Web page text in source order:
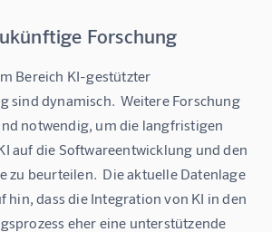
Forschung
Bereich KI-gestützter
sind dynamisch.  Weitere Forschung
notwendig, um die langfristigen
auf die Softwareentwicklung und den
zu beurteilen.  Die aktuelle Datenlage
hin, dass die Integration von KI in den
eher eine unterstützende